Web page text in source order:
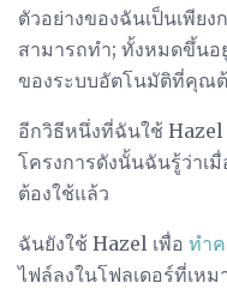
ตัวอย่างของฉันเป็นเพีย
สามารถทำ; ทั้งหมดขึ้น
ของระบบอัตโนมัติที่คุณ
อีกวิธีหนึ่งที่ฉันใช้ Hazel
โครงการดังนั้นฉันรู้ว่าเ
ต้องใช้แล้ว
ฉันยังใช้ Hazel เพื่อ ทำ
ไฟล์ลงในโฟลเดอร์ที่เห